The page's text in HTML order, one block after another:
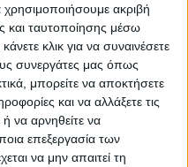
χρησιμοποιήσουμε ακριβή
και ταυτοποίησης μέσω
κλικ για να συναινέσετε
συνεργάτες μας όπως
μπορείτε να αποκτήσετε
και να αλλάξετε τις
να αρνηθείτε να
επεξεργασία των
να μην απαιτεί τη
των
φορείς
δηλαδή η Απόφαση
ότι αποδίδει: